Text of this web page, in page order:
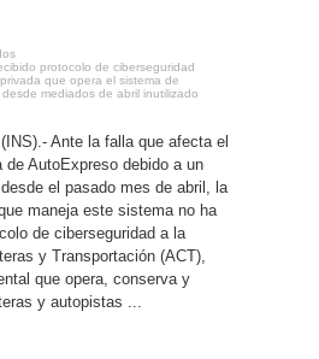
protocolo de ciberseguridad
que opera el sistema de
mediados de abril inutilizado
Ante la falla que afecta el
de AutoExpreso debido a un
el pasado mes de abril, la
maneja este sistema no ha
de ciberseguridad a la
y Transportación (ACT),
que opera, conserva y
y autopistas ...